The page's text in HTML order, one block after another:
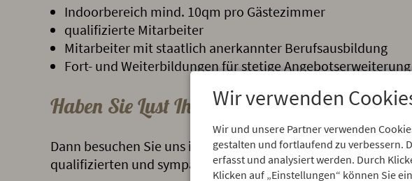
Indoorbereich mind. 10qm pro Gästezimmer
qualifizierte Mitarbeiter
Mitarbeiter mit staatlich anerkannter Berufsausbildung
Fort- und Weiterbildungen für stetige
Haben Sie Lust Ihren persönlichen
Dann besuchen Sie uns im Allgäu und lassen sich von
qualifizierten und sympatischen Wellnessfees verzaubern.
Wir verwenden
Wir und unsere Partner verwenden
gestalten und fortlaufend zu verbessern.
erfasst und analysiert werden. Durch
Klicken auf „Einstellungen“ können Sie